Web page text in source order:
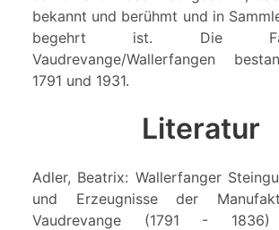
bekannt und berühmt und in
begehrt ist. Die
Vaudrevange/Wallerfangen
1791 und 1931.
Literatur
Adler, Beatrix: Wallerfanger
und Erzeugnisse der
Vaudrevange (1791 -